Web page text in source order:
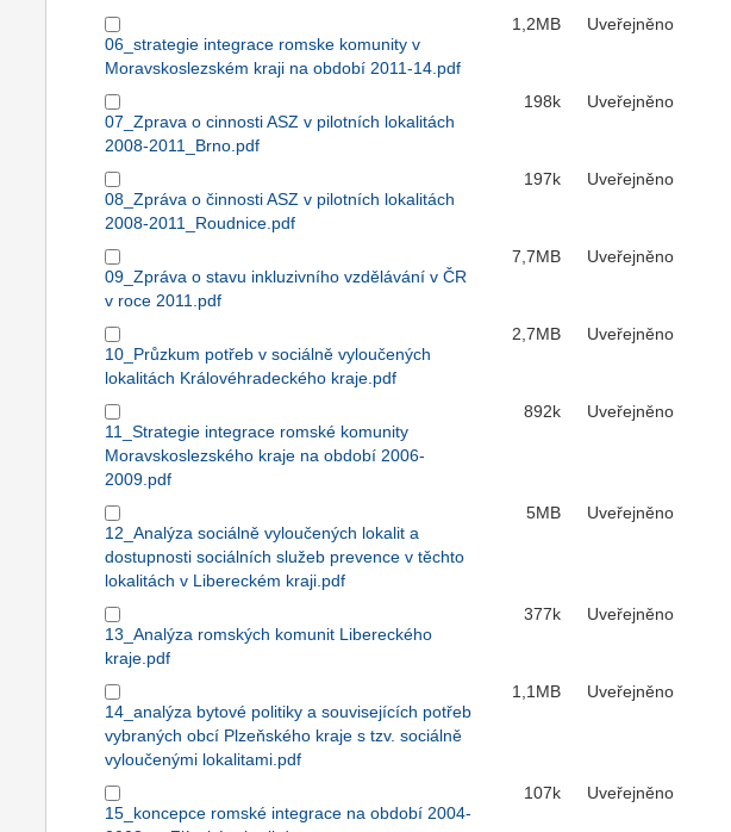
06_strategie integrace romske komunity v
Moravskoslezském kraji na období 2011-14.pdf
1,2MB Uveřejněno
07_Zprava o cinnosti ASZ v pilotních lokalitách
2008-2011_Brno.pdf
198k Uveřejněno
08_Zpráva o činnosti ASZ v pilotních lokalitách
2008-2011_Roudnice.pdf
197k Uveřejněno
09_Zpráva o stavu inkluzivního vzdělávání v ČR
v roce 2011.pdf
7,7MB Uveřejněno
10_Průzkum potřeb v sociálně vyloučených
lokalitách Královéhradeckého kraje.pdf
2,7MB Uveřejněno
11_Strategie integrace romské komunity
Moravskoslezského kraje na období 2006-
2009.pdf
892k Uveřejněno
12_Analýza sociálně vyloučených lokalit a
dostupnosti sociálních služeb prevence v těchto
lokalitách v Libereckém kraji.pdf
5MB Uveřejněno
13_Analýza romských komunit Libereckého
kraje.pdf
377k Uveřejněno
14_analýza bytové politiky a souvisejících potřeb
vybraných obcí Plzeňského kraje s tzv. sociálně
vyloučenými lokalitami.pdf
1,1MB Uveřejněno
15_koncepce romské integrace na období 2004-
107k Uveřejněno